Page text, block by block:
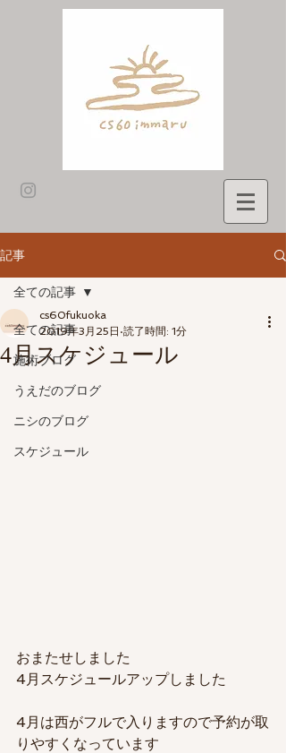
記事
全ての記事
施術ブログ
うえだのブログ
ニシのブログ
スケジュール
全ての記事
4月スケジュール
cs60fukuoka
2019年3月25日 読了時間: 1分
おまたせしました
4月スケジュールアップしました
4月は西がフルで入りますので予約が取
りやすくなっています